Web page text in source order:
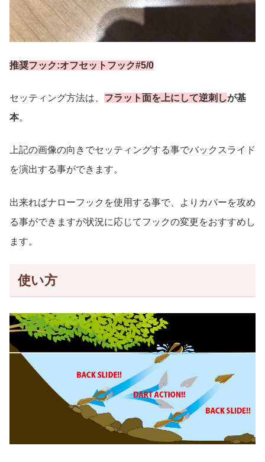
推奨フック:オフセットフック#5/0
セッティング方法は、 フラット面を上にして逆刺しが基
本。
上記の画像の向きでセッティングする事でバックスライド
を演出する事ができます。
出来ればナローフックを使用する事で、よりカバーを攻め
る事ができますが状況に応じてフックの変更をおすすめし
ます。
使い方